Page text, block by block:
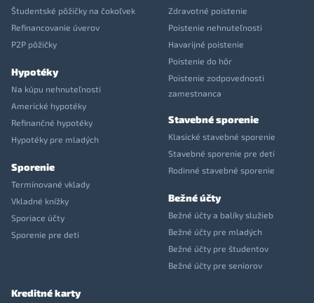
Študentské pôžičky na čokoľvek
Refinancovanie úverov
P2P pôžičky
Hypotéky
Na kúpu nehnuteľnosti
Americké hypotéky
Refinančné hypotéky
Hypotéky pre mladých
Sporenie
Termínované vklady
Vkladné knížky
Sporiace účty
Sporenie pre deti
Zdravotné poistenie
Poistenie nehnuteľnosti
Havarijné poistenie
Poistenie do hôr
Poistenie zodpovednosti
zamestnanca
Stavebné sporenie
Klasické stavebné sporenie
Stavebné sporenie pre deti
Rodinné stavebné sporenie
Bežné účty
Bežné účty a balíky služieb
Bežné účty pre mladých
Bežné účty pre študentov
Bežné účty pre seniorov
Kreditné karty